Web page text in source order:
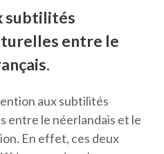
subtilités
entre le
aux subtilités
entre le néerlandais et le
En effet, ces deux